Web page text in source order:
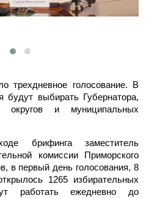
трехдневное голосование. В
будут выбирать Губернатора,
округов и муниципальных
брифинга заместитель
комиссии Приморского
в первый день голосования, 8
1265 избирательных
работать ежедневно до